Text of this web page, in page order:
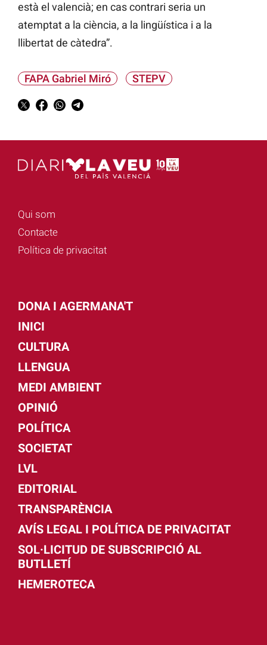
està el valencià; en cas contrari seria un
atemptat a la ciència, a la lingüística i a la
llibertat de càtedra”.
FAPA Gabriel Miró STEPV
Qui som
Contacte
Política de privacitat
DONA I AGERMANA'T
INICI
CULTURA
LLENGUA
MEDI AMBIENT
OPINIÓ
POLÍTICA
SOCIETAT
LVL
EDITORIAL
TRANSPARÈNCIA
AVÍS LEGAL I POLÍTICA DE PRIVACITAT
SOL·LICITUD DE SUBSCRIPCIÓ AL
BUTLLETÍ
HEMEROTECA